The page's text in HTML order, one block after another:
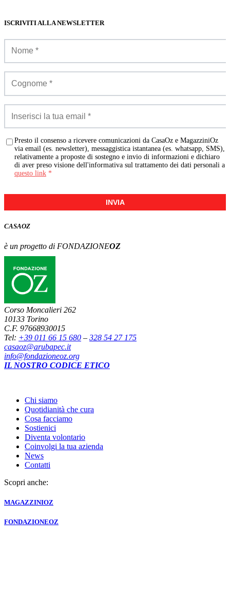
ISCRIVITI ALLA NEWSLETTER
Presto il consenso a ricevere comunicazioni da CasaOz e MagazziniOz
via email (es. newsletter), messaggistica istantanea (es. whatsapp, SMS),
relativamente a proposte di sostegno e invio di informazioni e dichiaro
di aver preso visione dell'informativa sul trattamento dei dati personali a
questo link *
INVIA
CASAOZ
è un progetto di FONDAZIONEOZ
Corso Moncalieri 262
10133 Torino
C.F. 97668930015
Tel: +39 011 66 15 680 – 328 54 27 175
casaoz@arubapec.it
info@fondazioneoz.org
IL NOSTRO CODICE ETICO
Chi siamo
Quotidianità che cura
Cosa facciamo
Sostienici
Diventa volontario
Coinvolgi la tua azienda
News
Contatti
Scopri anche:
MAGAZZINIOZ
FONDAZIONEOZ